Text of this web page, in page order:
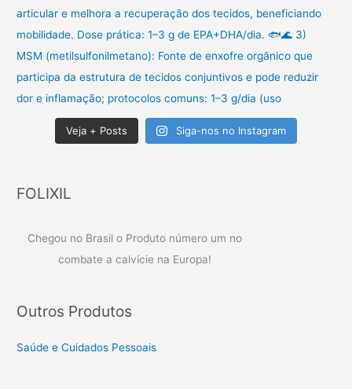
Veja + Posts Siga-nos no Instagram
FOLIXIL
Chegou no Brasil o Produto número um no
combate a calvície na Europa!
Outros Produtos
Saúde e Cuidados Pessoais